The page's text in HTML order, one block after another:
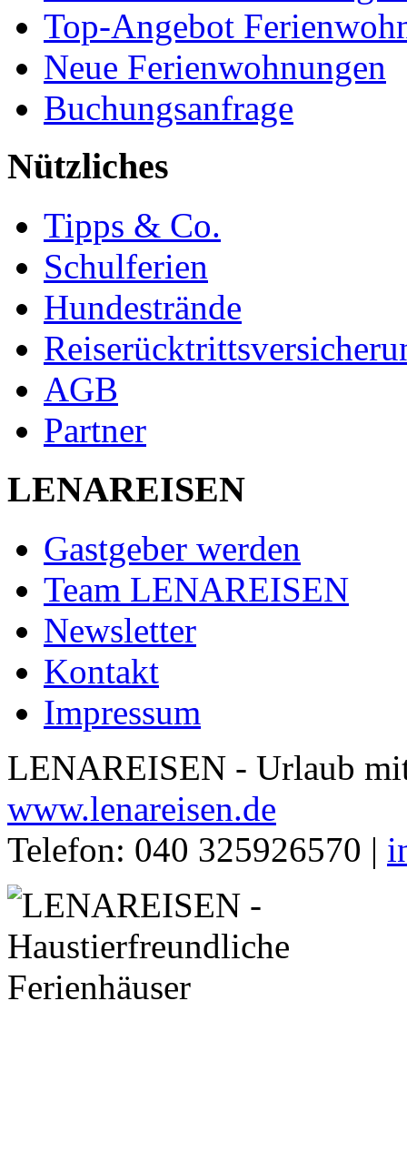
Top-Angebot
Neue Ferienwohnungen
Buchungsanfrage
Nützliches
Tipps & Co.
Schulferien
Hundestrände
AGB
Partner
LENAREISEN
Gastgeber werden
Team LENAREISEN
Newsletter
Kontakt
Impressum
LENAREISEN - Urlaub
www.lenareisen.de
Telefon: 040 325926570 |